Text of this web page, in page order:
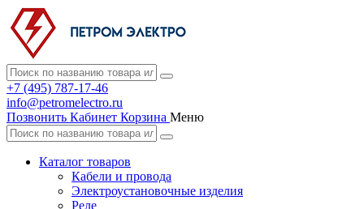
+7 (495) 787-17-46
info@petromelectro.ru
Позвонить Кабинет Корзина Меню
Каталог товаров
Кабели и провода
Электроустановочные изделия
Реле